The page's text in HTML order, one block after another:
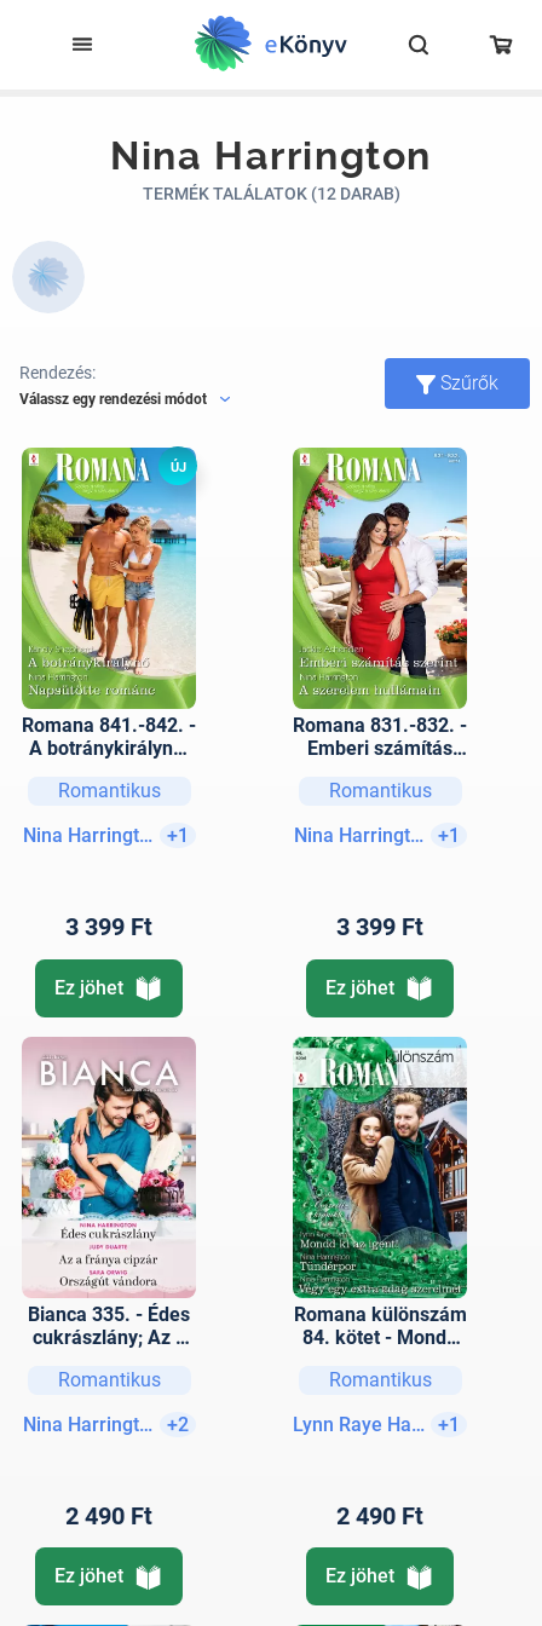
Nina Harrington
TERMÉK TALÁLATOK (12 DARAB)
Rendezés:
Válassz egy rendezési módot
Szűrők
ÚJ
Romana 841.-842. -
A botránykirálynő;
Romantikus
Nina Harrington
+1
3 399 Ft
Ez jöhet
Romana 831.-832. -
Emberi számítás
hullámain
Romantikus
Nina Harrington
+1
3 399 Ft
Ez jöhet
Bianca 335. - Édes
cukrászlány; Az a
Országút vándora
Romantikus
Nina Harrington
+2
2 490 Ft
Ez jöhet
Romana különszám
84. kötet - Mondd
(Corretti-krónika
Végy egy extra
Romantikus
Lynn Raye Harris+1
2 490 Ft
Ez jöhet